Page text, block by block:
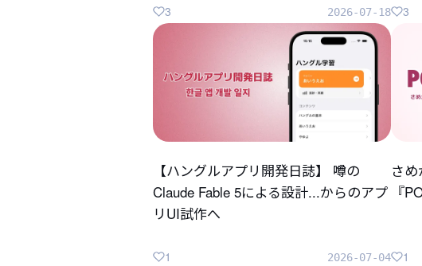
2026-07-18
3 3
【ハングルアプリ開発日誌】 噂の
Claude Fable 5による設計...からのアプ
リUI試作へ
2026-07-04
1
さ
『
1